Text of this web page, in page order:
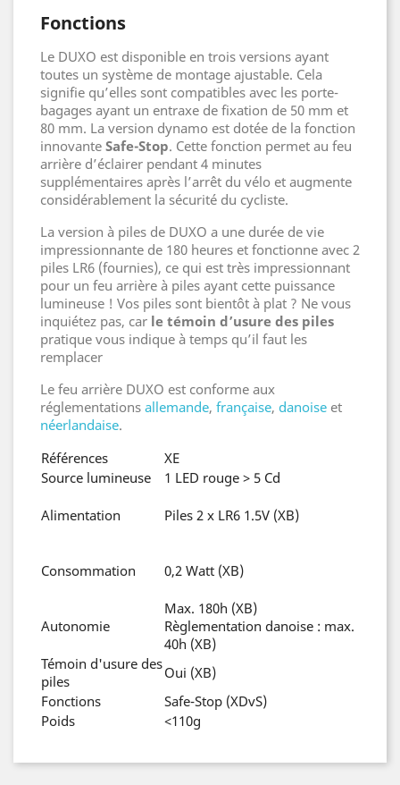
Fonctions
Le DUXO est disponible en trois versions ayant
toutes un système de montage ajustable. Cela
signifie qu’elles sont compatibles avec les porte-
bagages ayant un entraxe de fixation de 50 mm et
80 mm. La version dynamo est dotée de la fonction
innovante Safe-Stop. Cette fonction permet au feu
arrière d’éclairer pendant 4 minutes
supplémentaires après l’arrêt du vélo et augmente
considérablement la sécurité du cycliste.
La version à piles de DUXO a une durée de vie
impressionnante de 180 heures et fonctionne avec 2
piles LR6 (fournies), ce qui est très impressionnant
pour un feu arrière à piles ayant cette puissance
lumineuse ! Vos piles sont bientôt à plat ? Ne vous
inquiétez pas, car le témoin d’usure des piles
pratique vous indique à temps qu’il faut les
remplacer
Le feu arrière DUXO est conforme aux
réglementations allemande, française, danoise et
néerlandaise.
Références
XE
Source lumineuse
1 LED rouge > 5 Cd
Alimentation Piles 2 x LR6 1.5V (XB)
Consommation 0,2 Watt (XB)
Autonomie
Max. 180h (XB)
Règlementation danoise : max.
40h (XB)
Témoin d'usure des
piles
Oui (XB)
Fonctions
Safe-Stop (XDvS)
Poids
<110g